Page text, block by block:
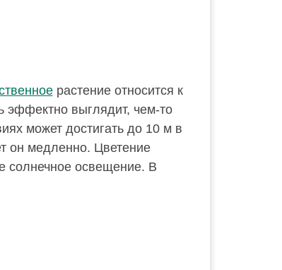
растение относится к
эффектно выглядит, чем-то
может достигать до 10 м в
он медленно. Цветение
солнечное освещение. В